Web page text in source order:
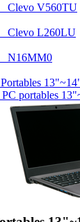
V560TU
L260LU
N16MM0
PC portables